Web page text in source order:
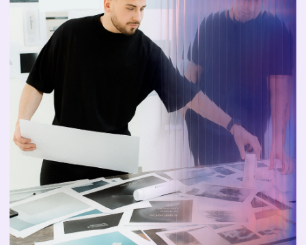
подключать вертолёт, самолет или упряжку оленей
(да, мы так уже делали).
Чтобы ускорить работу и избежать ошибок,
мы разработали Advimatic® — собственную
инновационную систему, которая автоматизирует
весь путь заказа. Клиент отправляет заявку, и она
сразу попадает в производство — без потерь,
переспросов и задержек. Всё чётко: от макета
до печати.
А ещё мы маркируем каждый готовый продукт QR-
кодом — чтобы вы сразу могли узнать, что внутри
упаковки, не разворачивая её. Это удобно, особенно
на больших проектах.